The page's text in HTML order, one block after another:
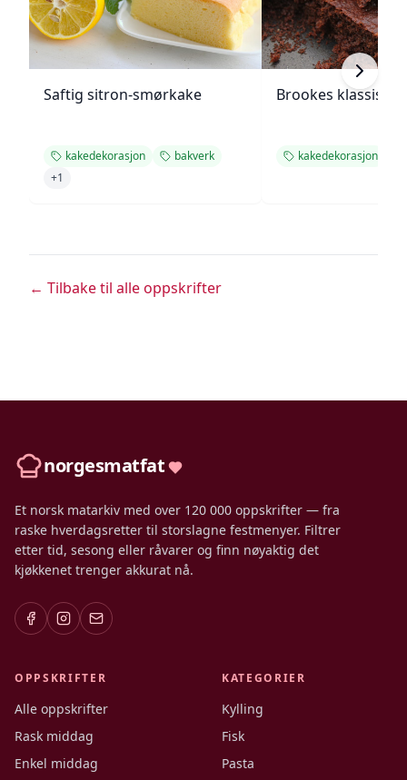
Saftig sitron-smørkake
kakedekorasjon
bakverk
+1
Brookes klassiske
kakedekorasjon
← Tilbake til alle oppskrifter
norgesmatfat
Et norsk matarkiv med over 120 000 oppskrifter — fra
raske hverdagsretter til storslagne festmenyer. Filtrer
etter tid, sesong eller råvarer og finn nøyaktig det
kjøkkenet trenger akkurat nå.
OPPSKRIFTER
Alle oppskrifter
Rask middag
Enkel middag
KATEGORIER
Kylling
Fisk
Pasta